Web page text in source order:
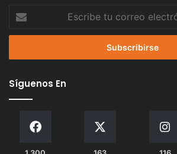
correo
Síguenos En